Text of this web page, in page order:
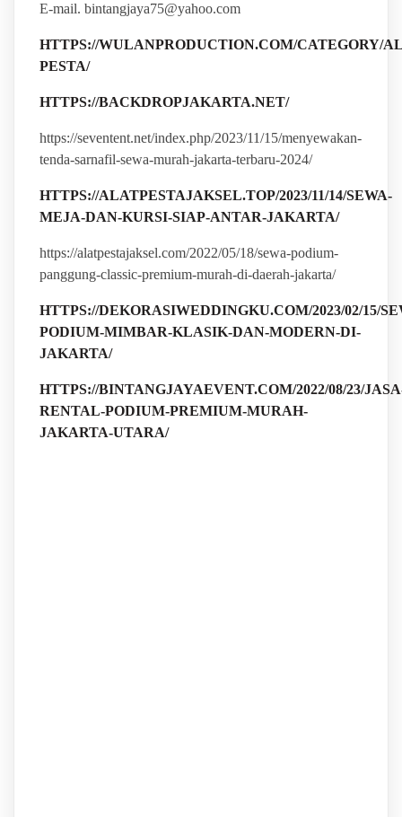
E-mail. bintangjaya75@yahoo.com
HTTPS://WULANPRODUCTION.COM/CATEGORY/
PESTA/
HTTPS://BACKDROPJAKARTA.NET/
https://seventent.net/index.php/2023/11/15/menyewakan-
tenda-sarnafil-sewa-murah-jakarta-terbaru-2024/
HTTPS://ALATPESTAJAKSEL.TOP/2023/11/14/SEWA-
MEJA-DAN-KURSI-SIAP-ANTAR-JAKARTA/
https://alatpestajaksel.com/2022/05/18/sewa-podium-
panggung-classic-premium-murah-di-daerah-jakarta/
HTTPS://DEKORASIWEDDINGKU.COM/2023/02/15/
PODIUM-MIMBAR-KLASIK-DAN-MODERN-DI-
JAKARTA/
HTTPS://BINTANGJAYAEVENT.COM/2022/08/23/
RENTAL-PODIUM-PREMIUM-MURAH-
JAKARTA-UTARA/